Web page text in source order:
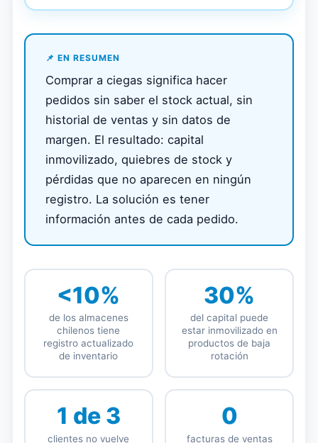
📌 EN RESUMEN
Comprar a ciegas significa hacer
pedidos sin saber el stock actual, sin
historial de ventas y sin datos de
margen. El resultado: capital
inmovilizado, quiebres de stock y
pérdidas que no aparecen en ningún
registro. La solución es tener
información antes de cada pedido.
<10%
de los almacenes
chilenos tiene
registro actualizado
de inventario
30%
del capital puede
estar inmovilizado en
productos de baja
rotación
1 de 3
clientes no vuelve
0
facturas de ventas